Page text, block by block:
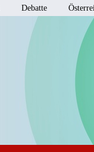
Debatte